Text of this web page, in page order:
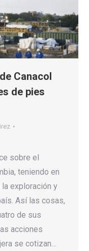
Canacol
de pies
sobre el
teniendo en
exploración y
Así las cosas,
de sus
acciones
se cotizan…